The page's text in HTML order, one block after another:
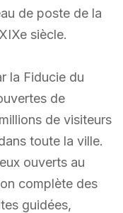
de poste de la
siècle.
la Fiducie du
de
de visiteurs
toute la ville.
ouverts au
complète des
guidées,